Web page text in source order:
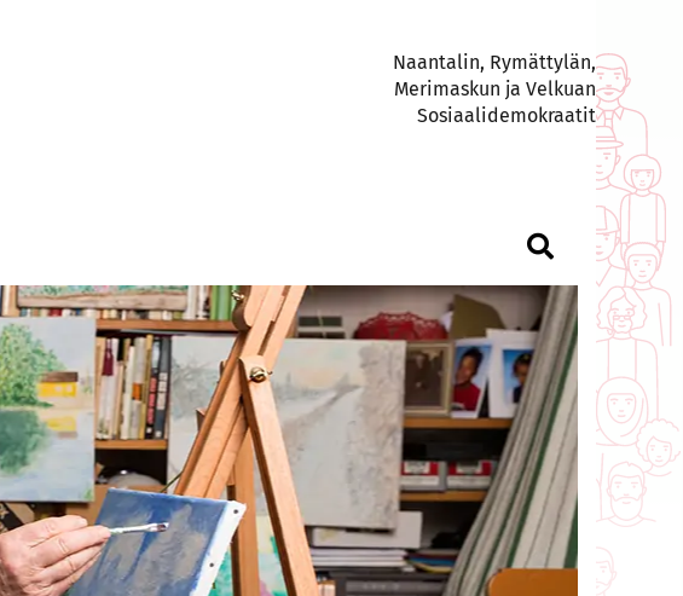
Naantalin, Rymättylän,
Merimaskun ja Velkuan
Sosiaalidemokraatit